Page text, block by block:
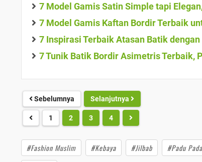
7 Model Gamis Satin Simple tapi
7 Model Gamis Kaftan Bordir Terbaik
7 Inspirasi Terbaik Atasan Batik
7 Tunik Batik Bordir Asimetris Terbaik,
Sebelumnya Selanjutnya
1 2 3 4
#Fashion Muslim #Kebaya #Jilbab #Padu